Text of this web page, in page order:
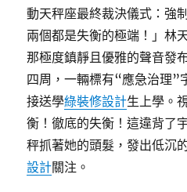
動天秤座最終裁決儀式：強
兩個都是失衡的極端！」林
那極度鎮靜且優雅的聲音發
四周，一輛標有“應急治理”
接送學綠裝修設計生上學。
衡！徹底的失衡！這違背了
秤抓著她的頭髮，發出低沉
設計關注。